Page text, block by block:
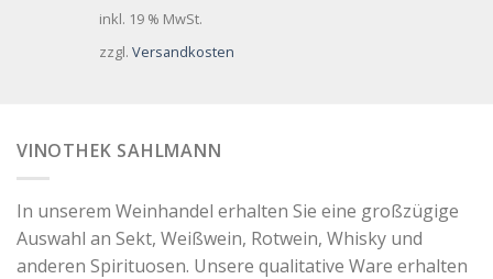
inkl. 19 % MwSt.
zzgl. Versandkosten
VINOTHEK SAHLMANN
In unserem Weinhandel erhalten Sie eine großzügige
Auswahl an Sekt, Weißwein, Rotwein, Whisky und
anderen Spirituosen. Unsere qualitative Ware erhalten